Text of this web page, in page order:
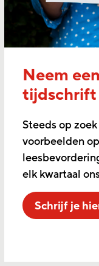
Neem
tijdschrift
Steeds op
voorbeelden
elk kwartaal
Schrijf je